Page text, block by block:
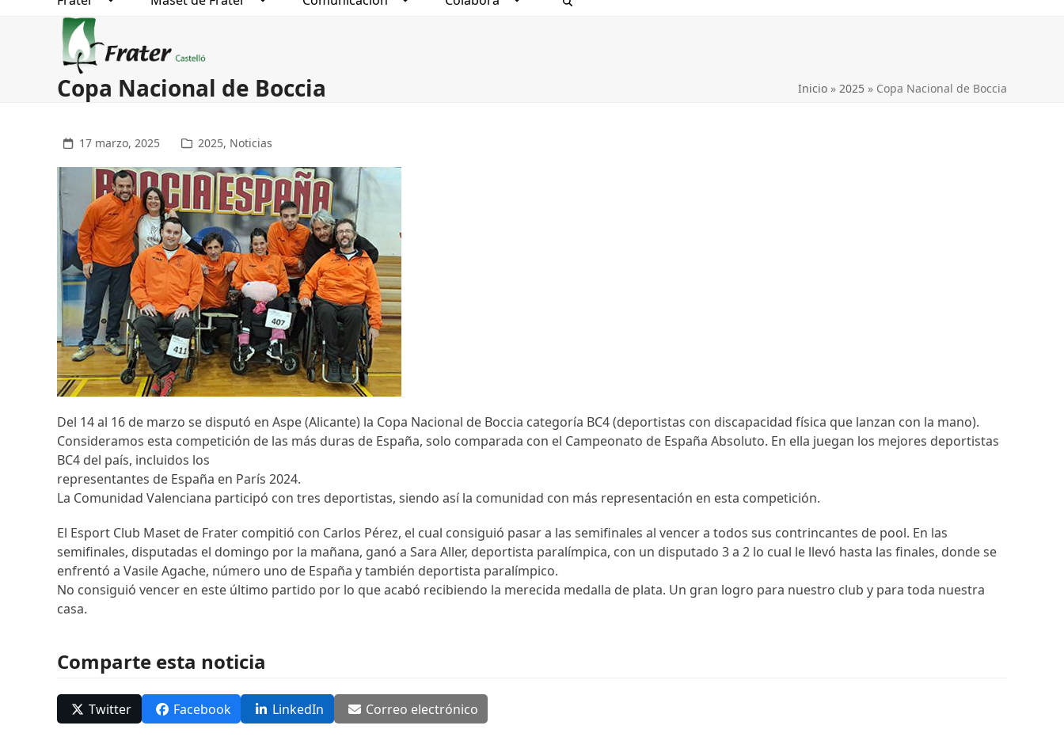
Copa Nacional de Boccia Inicio » 2025 » Copa Nacional de Boccia
17 marzo, 2025 2025, Noticias
Del 14 al 16 de marzo se disputó en Aspe (Alicante) la Copa Nacional de Boccia categoría BC4 (deportistas con discapacidad física que lanzan con la mano).
Consideramos esta competición de las más duras de España, solo comparada con el Campeonato de España Absoluto. En ella juegan los mejores deportistas
BC4 del país, incluidos los
representantes de España en París 2024.
La Comunidad Valenciana participó con tres deportistas, siendo así la comunidad con más representación en esta competición.
El Esport Club Maset de Frater compitió con Carlos Pérez, el cual consiguió pasar a las semifinales al vencer a todos sus contrincantes de pool. En las
semifinales, disputadas el domingo por la mañana, ganó a Sara Aller, deportista paralímpica, con un disputado 3 a 2 lo cual le llevó hasta las finales, donde se
enfrentó a Vasile Agache, número uno de España y también deportista paralímpico.
No consiguió vencer en este último partido por lo que acabó recibiendo la merecida medalla de plata. Un gran logro para nuestro club y para toda nuestra
casa.
Comparte esta noticia
Twitter Facebook LinkedIn Correo electrónico